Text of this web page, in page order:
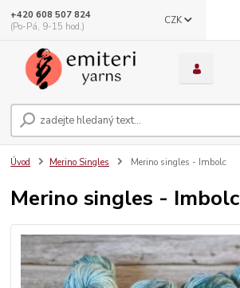
CZK
+420 608 507 824
(Po-Pá, 9-15 hod.)
Úvod Merino Singles Merino singles - Imbolc
Merino singles - Imbolc